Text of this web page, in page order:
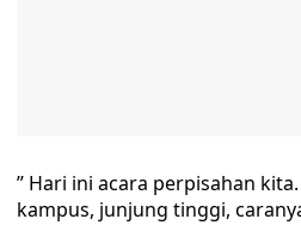
” Hari ini acara perpisahan
kampus, junjung tinggi,